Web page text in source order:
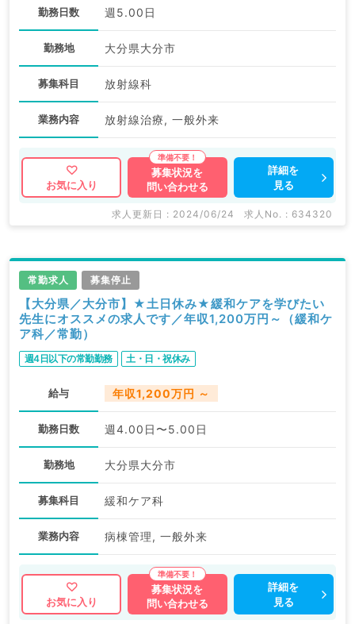
勤務日数 週5.00日
勤務地 大分県大分市
募集科目 放射線科
業務内容 放射線治療, 一般外来
お気に入り
募集状況を
問い合わせる
詳細を
見る
求人更新日 : 2024/06/24 求人No. : 634320
常勤求人 募集停止
【大分県／大分市】★土日休み★緩和ケアを学びたい
先生にオススメの求人です／年収1,200万円～（緩和ケ
ア科／常勤）
週4日以下の常勤勤務 土・日・祝休み
給与 年収1,200万円 ～
勤務日数 週4.00日〜5.00日
勤務地 大分県大分市
募集科目 緩和ケア科
業務内容 病棟管理, 一般外来
お気に入り
募集状況を
問い合わせる
詳細を
見る